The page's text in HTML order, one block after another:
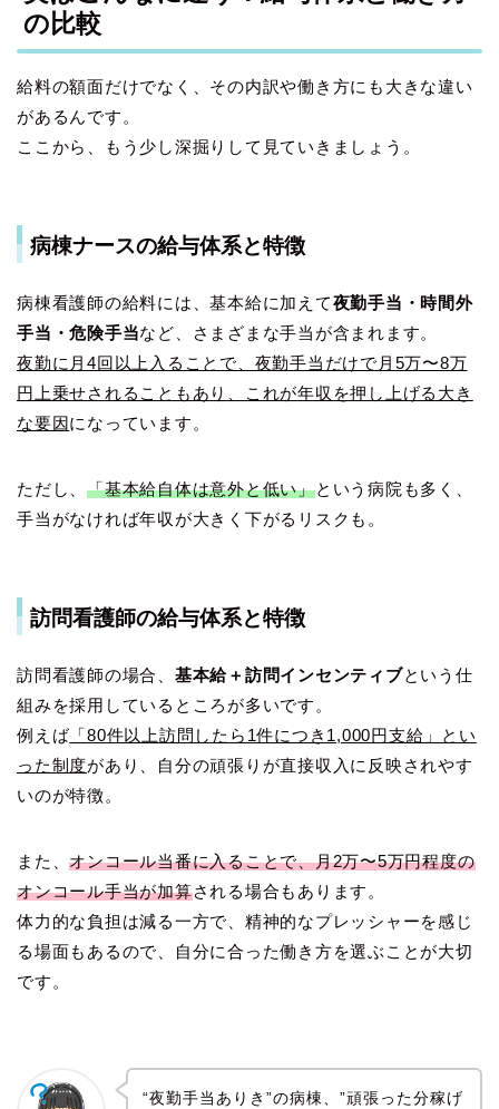
の比較
給料の額面だけでなく、その内訳や働き方にも大きな違い
があるんです。
ここから、もう少し深掘りして見ていきましょう。
病棟ナースの給与体系と特徴
病棟看護師の給料には、基本給に加えて夜勤手当・時間外
手当・危険手当など、さまざまな手当が含まれます。
夜勤に月4回以上入ることで、夜勤手当だけで月5万〜8万
円上乗せされることもあり、これが年収を押し上げる大き
な要因になっています。
ただし、「基本給自体は意外と低い」という病院も多く、
手当がなければ年収が大きく下がるリスクも。
訪問看護師の給与体系と特徴
訪問看護師の場合、 基本給＋訪問インセンティブという仕
組みを採用しているところが多いです。
例えば「80件以上訪問したら1件につき1,000円支給」とい
った制度があり、自分の頑張りが直接収入に反映されやす
いのが特徴。
また、オンコール当番に入ることで、月2万〜5万円程度の
オンコール手当が加算される場合もあります。
体力的な負担は減る一方で、精神的なプレッシャーを感じ
る場面もあるので、自分に合った働き方を選ぶことが大切
です。
“夜勤手当ありき”の病棟、”頑張った分稼げ